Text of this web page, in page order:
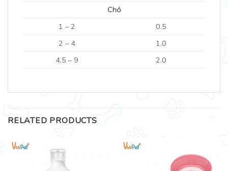
Chó
1 – 2
0.5
2 – 4
1.0
4.5 – 9
2.0
RELATED PRODUCTS